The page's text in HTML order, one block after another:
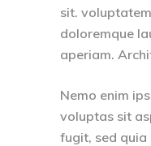
sit.
doloremque
aperiam.
Nemo enim
voluptas sit
fugit, sed quia